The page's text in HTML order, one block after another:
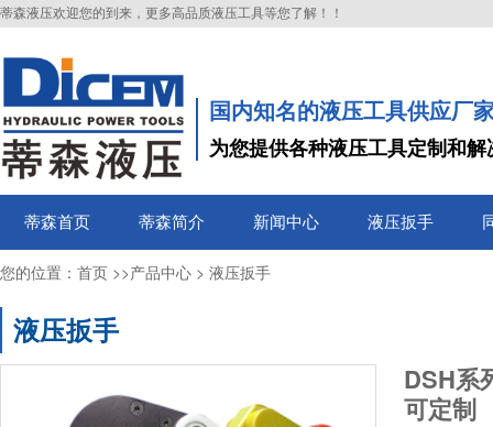
蒂森液压欢迎您的到来，更多高品质液压工具等您了解！！
国内知名的液压工具供应厂
为您提供各种液压工具定制和解
蒂森首页 蒂森简介 新闻中心 液压扳手
您的位置： 首页 >>产品中心 > 液压扳手
液压扳手
DSH系
可定制